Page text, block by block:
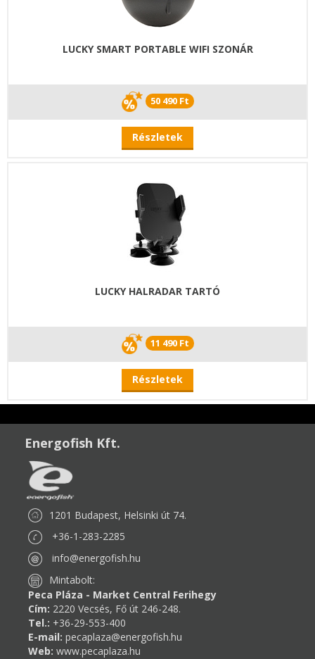
LUCKY SMART PORTABLE WIFI SZONÁR
50 490 Ft
Részletek
LUCKY HALRADAR TARTÓ
11 490 Ft
Részletek
Energofish Kft.
1201 Budapest, Helsinki út 74.
+36-1-283-2285
info@energofish.hu
Mintabolt:
Peca Pláza - Market Central Ferihegy
Cím: 2220 Vecsés, Fő út 246-248.
Tel.: +36-29-553-400
E-mail: pecaplaza@energofish.hu
Web: www.pecaplaza.hu